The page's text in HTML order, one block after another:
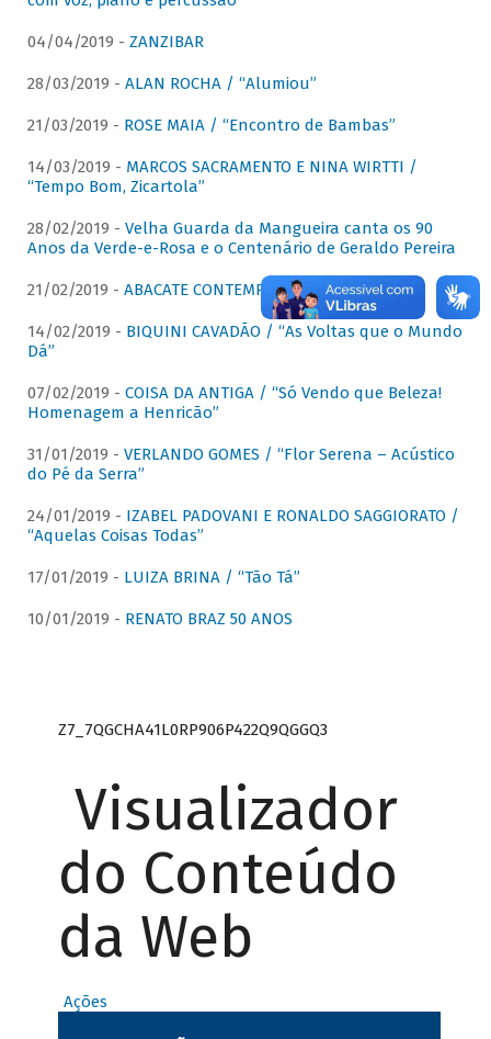
04/04/2019 - ZANZIBAR
28/03/2019 - ALAN ROCHA / “Alumiou”
21/03/2019 - ROSE MAIA / “Encontro de Bambas”
14/03/2019 - MARCOS SACRAMENTO E NINA WIRTTI /
“Tempo Bom, Zicartola”
28/02/2019 - Velha Guarda da Mangueira canta os 90
Anos da Verde-e-Rosa e o Centenário de Geraldo Pereira
21/02/2019 - ABACATE CONTEMPORÂNEO
14/02/2019 - BIQUINI CAVADÃO / “As Voltas que o Mundo
Dá”
07/02/2019 - COISA DA ANTIGA / “Só Vendo que Beleza!
Homenagem a Henricão”
31/01/2019 - VERLANDO GOMES / “Flor Serena – Acústico
do Pé da Serra”
24/01/2019 - IZABEL PADOVANI E RONALDO SAGGIORATO /
“Aquelas Coisas Todas”
17/01/2019 - LUIZA BRINA / “Tão Tá”
10/01/2019 - RENATO BRAZ 50 ANOS
Z7_7QGCHA41L0RP906P422Q9QGGQ3
Visualizador
do Conteúdo
da Web
Ações